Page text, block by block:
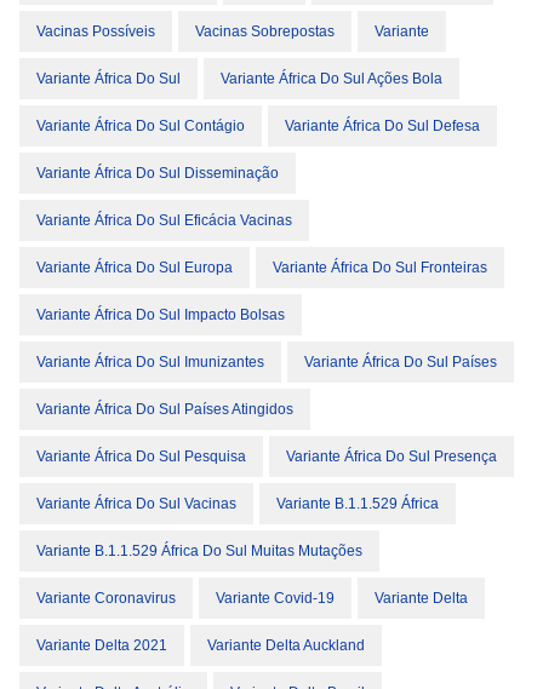
Vacinas Possíveis Vacinas Sobrepostas Variante
Variante África Do Sul Variante África Do Sul Ações Bola
Variante África Do Sul Contágio Variante África Do Sul Defesa
Variante África Do Sul Disseminação
Variante África Do Sul Eficácia Vacinas
Variante África Do Sul Europa Variante África Do Sul Fronteiras
Variante África Do Sul Impacto Bolsas
Variante África Do Sul Imunizantes Variante África Do Sul Países
Variante África Do Sul Países Atingidos
Variante África Do Sul Pesquisa Variante África Do Sul Presença
Variante África Do Sul Vacinas Variante B.1.1.529 África
Variante B.1.1.529 África Do Sul Muitas Mutações
Variante Coronavirus Variante Covid-19 Variante Delta
Variante Delta 2021 Variante Delta Auckland